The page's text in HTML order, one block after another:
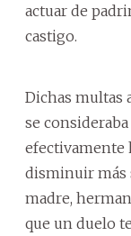
actuar de
castigo.
Dichas multas
se
efectivamente
disminuir más
madre,
que un duelo